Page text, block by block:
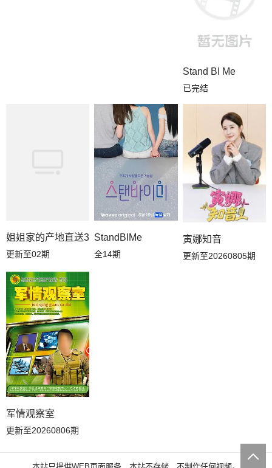
Stand BI Me
已完结
姐姐家的产地直送3
更新至02期
StandBIMe
全14期
寅娜知音
更新至20260805期
军情观察室
更新至20260806期